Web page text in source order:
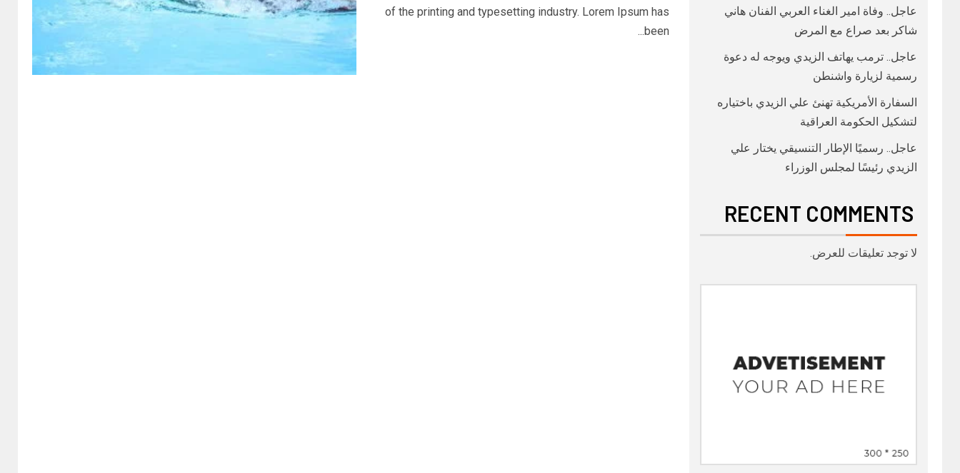
of the printing and typesetting industry. Lorem Ipsum has
been...
عاجل.. وفاة امير الغناء العربي الفنان هاني
شاكر بعد صراع مع المرض
عاجل.. ترمب يهاتف الزيدي ويوجه له دعوة
رسمية لزيارة واشنطن
السفارة الأمريكية تهنئ علي الزيدي باختياره
لتشكيل الحكومة العراقية
عاجل.. رسميًا الإطار التنسيقي يختار علي
الزيدي رئيسًا لمجلس الوزراء
RECENT COMMENTS
لا توجد تعليقات للعرض.